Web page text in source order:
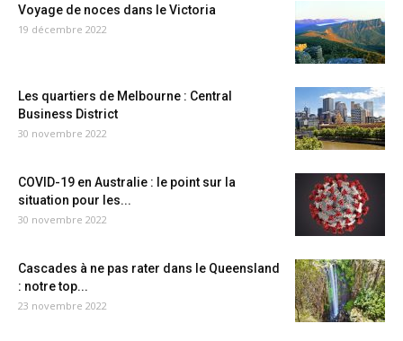
Voyage de noces dans le Victoria
19 décembre 2022
Les quartiers de Melbourne : Central
Business District
30 novembre 2022
COVID-19 en Australie : le point sur la
situation pour les...
30 novembre 2022
Cascades à ne pas rater dans le Queensland
: notre top...
23 novembre 2022